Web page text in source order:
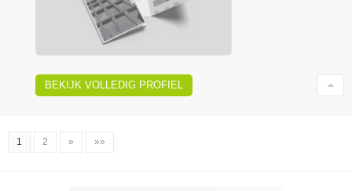
BEKIJK VOLLEDIG PROFIEL
1 2 » »»